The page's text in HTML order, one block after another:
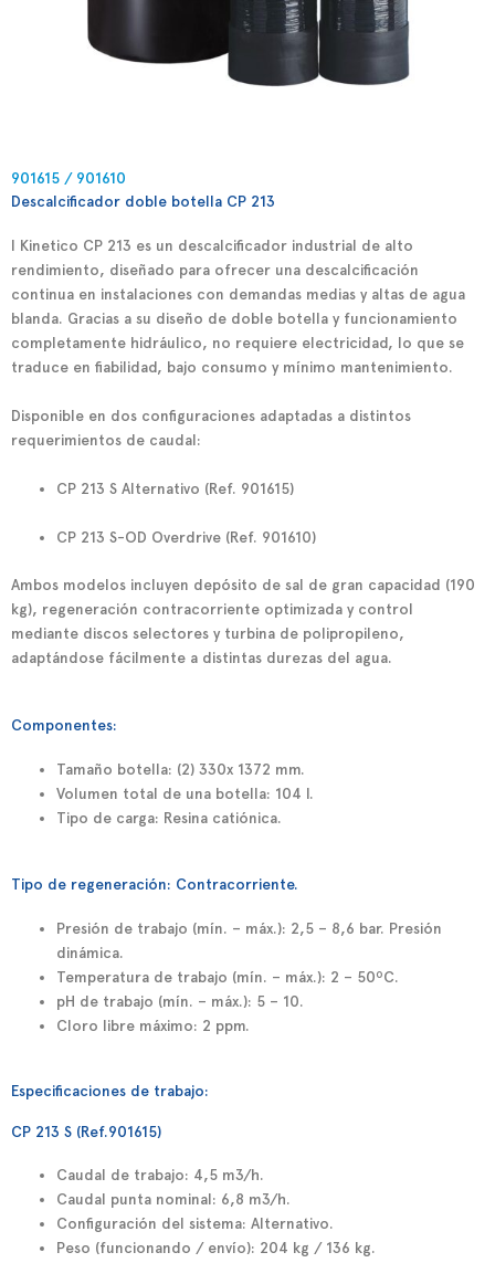
901615 / 901610
Descalcificador doble botella CP 213
l Kinetico CP 213 es un descalcificador industrial de alto
rendimiento, diseñado para ofrecer una descalcificación
continua en instalaciones con demandas medias y altas de agua
blanda. Gracias a su diseño de doble botella y funcionamiento
completamente hidráulico, no requiere electricidad, lo que se
traduce en fiabilidad, bajo consumo y mínimo mantenimiento.
Disponible en dos configuraciones adaptadas a distintos
requerimientos de caudal:
CP 213 S Alternativo (Ref. 901615)
CP 213 S-OD Overdrive (Ref. 901610)
Ambos modelos incluyen depósito de sal de gran capacidad (190
kg), regeneración contracorriente optimizada y control
mediante discos selectores y turbina de polipropileno,
adaptándose fácilmente a distintas durezas del agua.
Componentes:
Tamaño botella: (2) 330x 1372 mm.
Volumen total de una botella: 104 l.
Tipo de carga: Resina catiónica.
Tipo de regeneración: Contracorriente.
Presión de trabajo (mín. – máx.): 2,5 – 8,6 bar. Presión
dinámica.
Temperatura de trabajo (mín. – máx.): 2 – 50ºC.
pH de trabajo (mín. – máx.): 5 – 10.
Cloro libre máximo: 2 ppm.
Especificaciones de trabajo:
CP 213 S (Ref.901615)
Caudal de trabajo: 4,5 m3/h.
Caudal punta nominal: 6,8 m3/h.
Configuración del sistema: Alternativo.
Peso (funcionando / envío): 204 kg / 136 kg.